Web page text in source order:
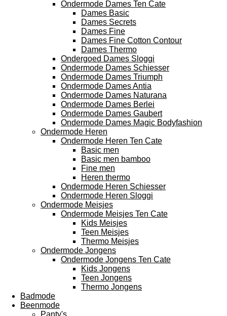
Ondermode Dames Ten Cate
Dames Basic
Dames Secrets
Dames Fine
Dames Fine Cotton Contour
Dames Thermo
Ondergoed Dames Sloggi
Ondermode Dames Schiesser
Ondermode Dames Triumph
Ondermode Dames Antia
Ondermode Dames Naturana
Ondermode Dames Berlei
Ondermode Dames Gaubert
Ondermode Dames Magic Bodyfashion
Ondermode Heren
Ondermode Heren Ten Cate
Basic men
Basic men bamboo
Fine men
Heren thermo
Ondermode Heren Schiesser
Ondermode Heren Sloggi
Ondermode Meisjes
Ondermode Meisjes Ten Cate
Kids Meisjes
Teen Meisjes
Thermo Meisjes
Ondermode Jongens
Ondermode Jongens Ten Cate
Kids Jongens
Teen Jongens
Thermo Jongens
Badmode
Beenmode
Panty's